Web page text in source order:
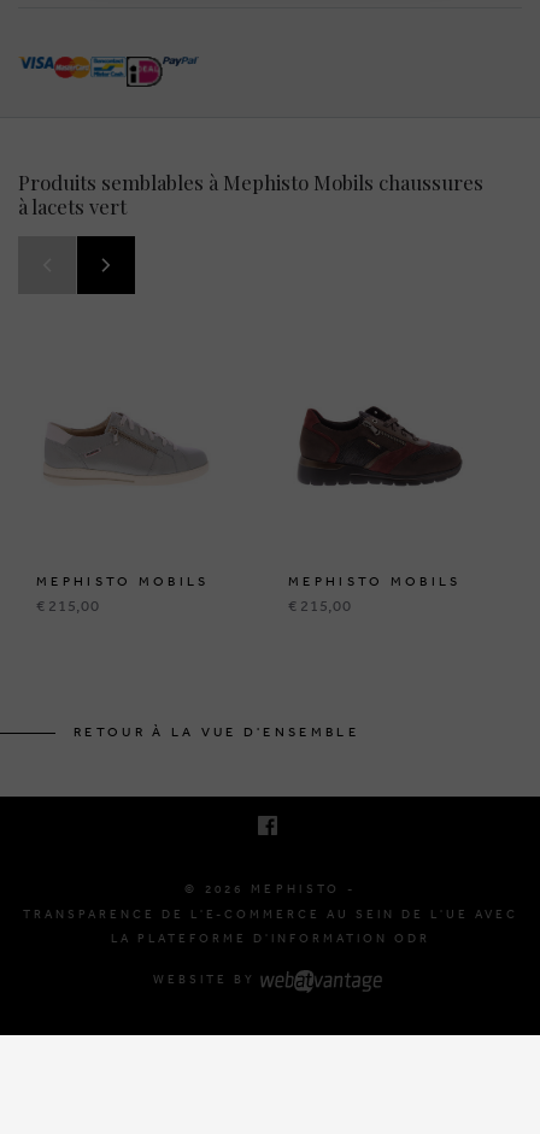
Produits semblables à Mephisto Mobils chaussures
à lacets vert
MEPHISTO MOBILS
€ 215,00
MEPHISTO MOBILS
€ 215,00
RETOUR À LA VUE D'ENSEMBLE
© 2026 MEPHISTO -
TRANSPARENCE DE L'E-COMMERCE AU SEIN DE L'UE AVEC
LA PLATEFORME D'INFORMATION ODR
WEBSITE BY